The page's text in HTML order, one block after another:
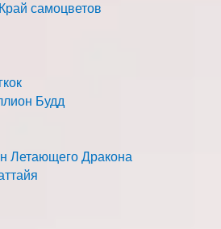
самоцветов
Будд
Летающего Дракона